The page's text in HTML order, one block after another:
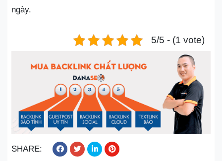
ngày.
5/5 - (1 vote)
SHARE: